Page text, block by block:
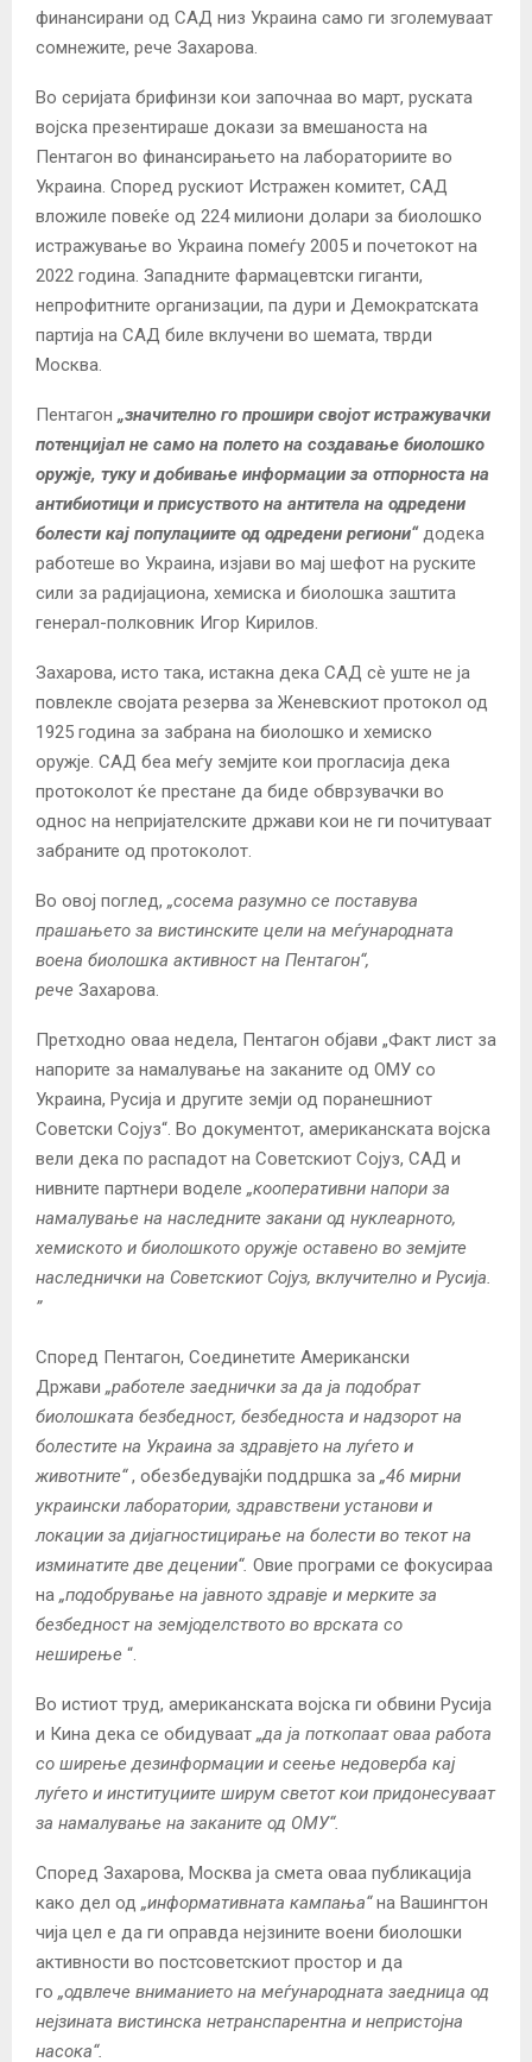
финансирани од САД низ Украина само ги зголемуваат
сомнежите, рече Захарова.
Во серијата брифинзи кои започнаа во март, руската
војска презентираше докази за вмешаноста на
Пентагон во финансирањето на лабораториите во
Украина. Според рускиот Истражен комитет, САД
вложиле повеќе од 224 милиони долари за биолошко
истражување во Украина помеѓу 2005 и почетокот на
2022 година. Западните фармацевтски гиганти,
непрофитните организации, па дури и Демократската
партија на САД биле вклучени во шемата, тврди
Москва.
Пентагон „значително го прошири својот истражувачки
потенцијал не само на полето на создавање биолошко
оружје, туку и добивање информации за отпорноста на
антибиотици и присуството на антитела на одредени
болести кај популациите од одредени региони“додека
работеше во Украина, изјави во мај шефот на руските
сили за радијациона, хемиска и биолошка заштита
генерал-полковник Игор Кирилов.
Захарова, исто така, истакна дека САД сè уште не ја
повлекле својата резерва за Женевскиот протокол од
1925 година за забрана на биолошко и хемиско
оружје. САД беа меѓу земјите кои прогласија дека
протоколот ќе престане да биде обврзувачки во
однос на непријателските држави кои не ги почитуваат
забраните од протоколот.
Во овој поглед, „сосема разумно се поставува
прашањето за вистинските цели на меѓународната
воена биолошка активност на Пентагон“,
рече Захарова.
Претходно оваа недела, Пентагон објави „Факт лист за
напорите за намалување на заканите од ОМУ со
Украина, Русија и другите земји од поранешниот
Советски Сојуз“. Во документот, американската војска
вели дека по распадот на Советскиот Сојуз, САД и
нивните партнери воделе „кооперативни напори за
намалување на наследните закани од нуклеарното,
хемиското и биолошкото оружје оставено во земјите
наследнички на Советскиот Сојуз, вклучително и Русија.
”
Според Пентагон, Соединетите Американски
Држави „работеле заеднички за да ја подобрат
биолошката безбедност, безбедноста и надзорот на
болестите на Украина за здравјето на луѓето и
животните“, обезбедувајќи поддршка за „46 мирни
украински лаборатории, здравствени установи и
локации за дијагностицирање на болести во текот на
изминатите две децении“. Овие програми се фокусираа
на „подобрување на јавното здравје и мерките за
безбедност на земјоделството во врската со
неширење “.
Во истиот труд, американската војска ги обвини Русија
и Кина дека се обидуваат „да ја поткопаат оваа работа
со ширење дезинформации и сеење недоверба кај
луѓето и институциите ширум светот кои придонесуваат
за намалување на заканите од ОМУ“.
Според Захарова, Москва ја смета оваа публикација
како дел од „информативната кампања“на Вашингтон
чија цел е да ги оправда нејзините воени биолошки
активности во постсоветскиот простор и да
го „одвлече вниманието на меѓународната заедница од
нејзината вистинска нетранспарентна и непристојна
насока“.